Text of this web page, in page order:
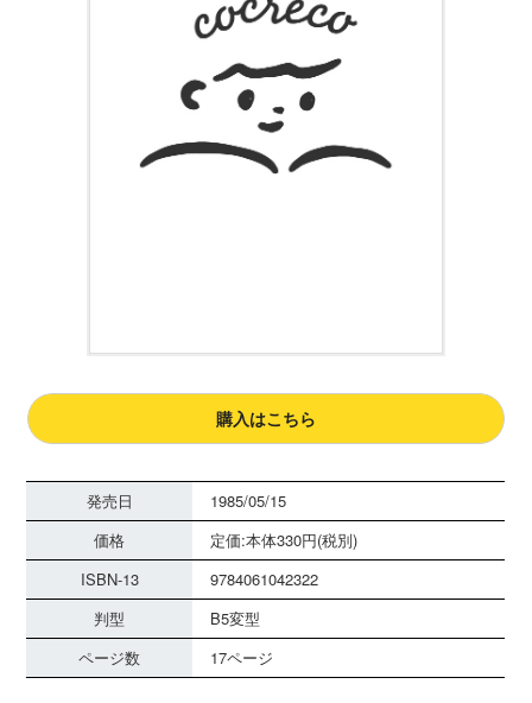
購入はこちら
発売日
1985/05/15
価格
定価:本体330円(税別)
ISBN-13
9784061042322
判型
B5変型
ページ数
17ページ